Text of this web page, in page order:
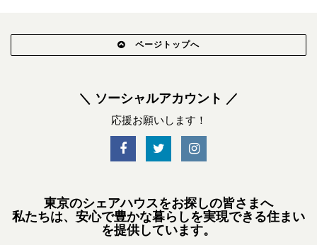
ページトップへ
＼ ソーシャルアカウント ／
応援お願いします！
東京のシェアハウスをお探しの皆さまへ
私たちは、安心で豊かな暮らしを実現できる住まい
を提供しています。